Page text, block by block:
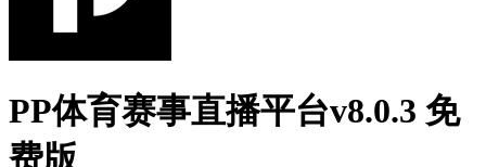
PP体育赛事直播平台v8.0.3 免
费版